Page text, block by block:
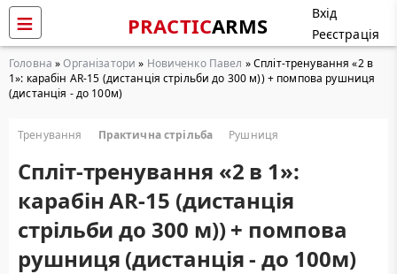
PRACTICARMS
Вхід
Реєстрація
Головна »Організатори » Новиченко Павел » Cпліт-тренування «2 в
1»: карабін AR-15 (дистанція стрільби до 300 м)) + помпова рушниця
(дистанція - до 100м)
Тренування Практична стрільба Рушниця
Cпліт-тренування «2 в 1»:
карабін AR-15 (дистанція
стрільби до 300 м)) + помпова
рушниця (дистанція - до 100м)